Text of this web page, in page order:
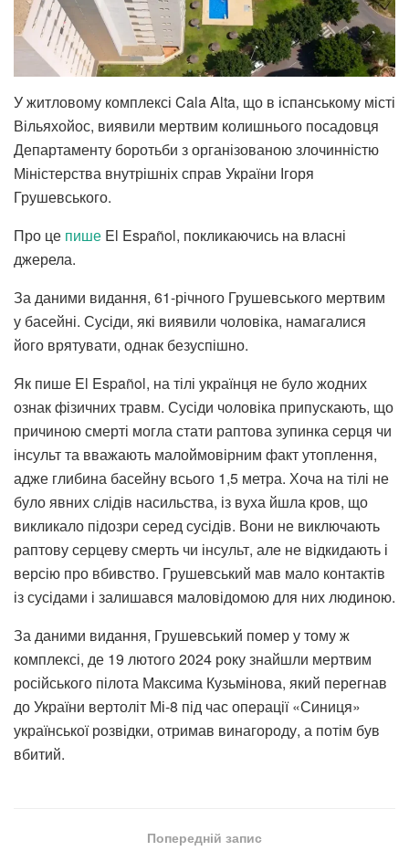
У житловому комплексі Cala Alta, що в іспанському місті
Вільяхойос, виявили мертвим колишнього посадовця
Департаменту боротьби з організованою злочинністю
Міністерства внутрішніх справ України Ігоря
Грушевського.
Про це пише El Español, покликаючись на власні
джерела.
За даними видання, 61-річного Грушевського мертвим
у басейні. Сусіди, які виявили чоловіка, намагалися
його врятувати, однак безуспішно.
Як пише El Español, на тілі українця не було жодних
ознак фізичних травм. Сусіди чоловіка припускають, що
причиною смерті могла стати раптова зупинка серця чи
інсульт та вважають малоймовірним факт утоплення,
адже глибина басейну всього 1,5 метра. Хоча на тілі не
було явних слідів насильства, із вуха йшла кров, що
викликало підозри серед сусідів. Вони не виключають
раптову серцеву смерть чи інсульт, але не відкидають і
версію про вбивство. Грушевський мав мало контактів
із сусідами і залишався маловідомою для них людиною.
За даними видання, Грушевський помер у тому ж
комплексі, де 19 лютого 2024 року знайшли мертвим
російського пілота Максима Кузьмінова, який перегнав
до України вертоліт Мі-8 під час операції «Синиця»
української розвідки, отримав винагороду, а потім був
вбитий.
Попередній запис